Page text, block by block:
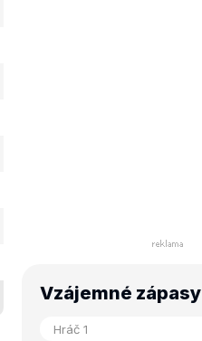
Vzájemné zápasy